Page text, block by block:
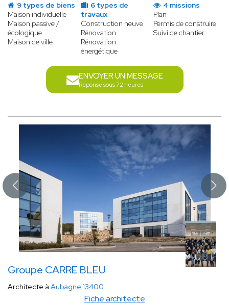
9 types de biens
Maison individuelle
Maison passive /
écologique
Maison de ville
6 types de
travaux
Construction neuve
Rénovation
Rénovation
énergétique
4 missions
Plan
Permis de construire
Suivi de chantier
ENVOYER UN MESSAGE
Réponse sous 72 heures
Groupe CARRE BLEU
Fiche architecte
Architecte à Aubagne 13400